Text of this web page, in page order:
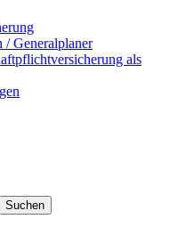
/ Generalplaner
als